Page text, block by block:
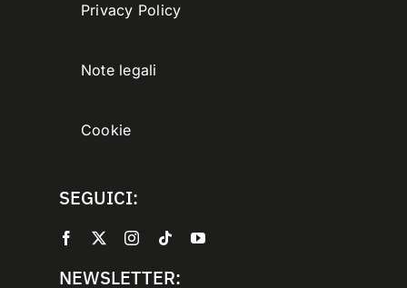
Privacy Policy
Note legali
Cookie
SEGUICI:
NEWSLETTER: